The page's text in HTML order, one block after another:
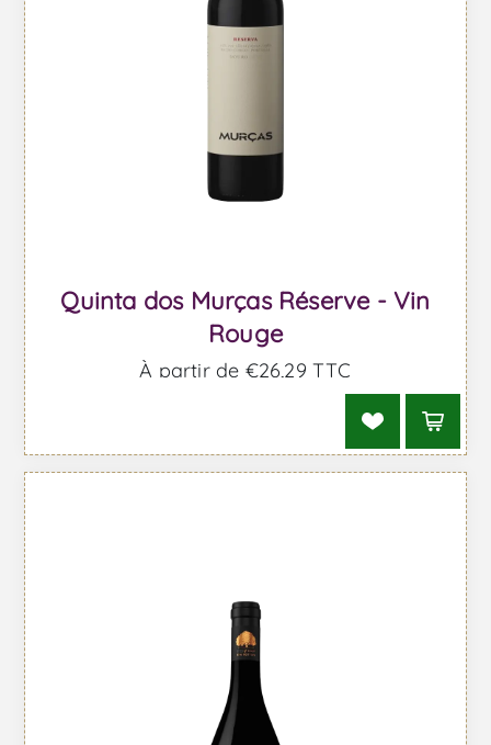
Quinta dos Murças Réserve - Vin
Rouge
À partir de €26,29 TTC